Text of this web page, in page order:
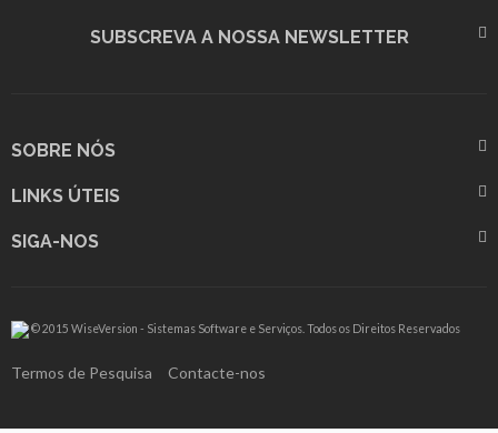
SUBSCREVA A NOSSA NEWSLETTER
SOBRE NÓS
LINKS ÚTEIS
SIGA-NOS
© 2015 WiseVersion - Sistemas Software e Serviços. Todos os Direitos Reservados
Termos de Pesquisa Contacte-nos